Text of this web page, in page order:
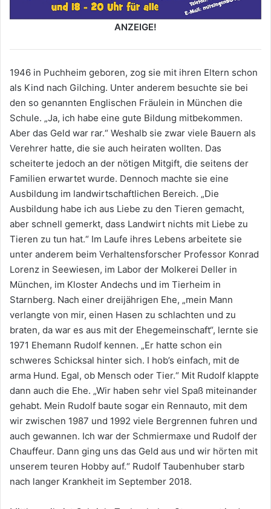
ANZEIGE!
1946 in Puchheim geboren, zog sie mit ihren Eltern schon
als Kind nach Gilching. Unter anderem besuchte sie bei
den so genannten Englischen Fräulein in München die
Schule. „Ja, ich habe eine gute Bildung mitbekommen.
Aber das Geld war rar.“ Weshalb sie zwar viele Bauern als
Verehrer hatte, die sie auch heiraten wollten. Das
scheiterte jedoch an der nötigen Mitgift, die seitens der
Familien erwartet wurde. Dennoch machte sie eine
Ausbildung im landwirtschaftlichen Bereich. „Die
Ausbildung habe ich aus Liebe zu den Tieren gemacht,
aber schnell gemerkt, dass Landwirt nichts mit Liebe zu
Tieren zu tun hat.“ Im Laufe ihres Lebens arbeitete sie
unter anderem beim Verhaltensforscher Professor Konrad
Lorenz in Seewiesen, im Labor der Molkerei Deller in
München, im Kloster Andechs und im Tierheim in
Starnberg. Nach einer dreijährigen Ehe, „mein Mann
verlangte von mir, einen Hasen zu schlachten und zu
braten, da war es aus mit der Ehegemeinschaft“, lernte sie
1971 Ehemann Rudolf kennen. „Er hatte schon ein
schweres Schicksal hinter sich. I hob’s einfach, mit de
arma Hund. Egal, ob Mensch oder Tier.“ Mit Rudolf klappte
dann auch die Ehe. „Wir haben sehr viel Spaß miteinander
gehabt. Mein Rudolf baute sogar ein Rennauto, mit dem
wir zwischen 1987 und 1992 viele Bergrennen fuhren und
auch gewannen. Ich war der Schmiermaxe und Rudolf der
Chauffeur. Dann ging uns das Geld aus und wir hörten mit
unserem teuren Hobby auf.“ Rudolf Taubenhuber starb
nach langer Krankheit im September 2018.